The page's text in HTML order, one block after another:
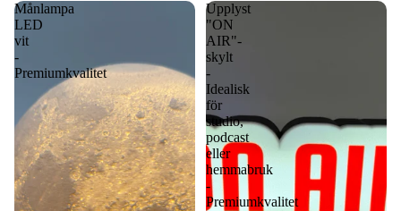
Månlampa
LED
vit
-
Premiumkvalitet
Upplyst
"ON
AIR"-
skylt
-
Idealisk
för
studio,
podcast
eller
hemmabruk
-
Premiumkvalitet